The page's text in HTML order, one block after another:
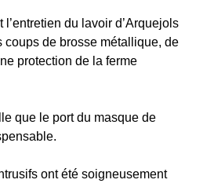
l’entretien du lavoir d’Arquejols
coups de brosse métallique, de
protection de la ferme
que le port du masque de
ont été soigneusement